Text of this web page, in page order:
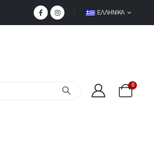
ΕΛΛΗΝΙΚΆ
0